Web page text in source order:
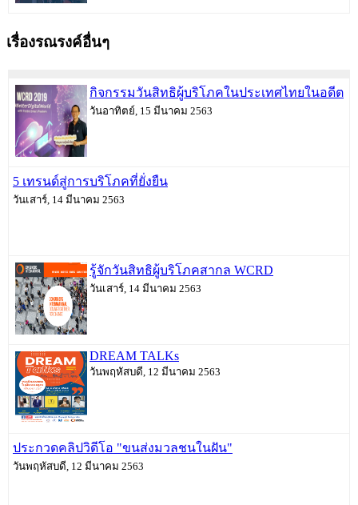
เรื่องรณรงค์อื่นๆ
กิจกรรมวันสิทธิผู้บริโภคในประเทศไทยในอดีต
วันอาทิตย์, 15 มีนาคม 2563
5 เทรนด์สู่การบริโภคที่ยั่งยืน
วันเสาร์, 14 มีนาคม 2563
รู้จักวันสิทธิผู้บริโภคสากล WCRD
วันเสาร์, 14 มีนาคม 2563
DREAM TALKs
วันพฤหัสบดี, 12 มีนาคม 2563
ประกวดคลิปวิดีโอ "ขนส่งมวลชนในฝัน"
วันพฤหัสบดี, 12 มีนาคม 2563